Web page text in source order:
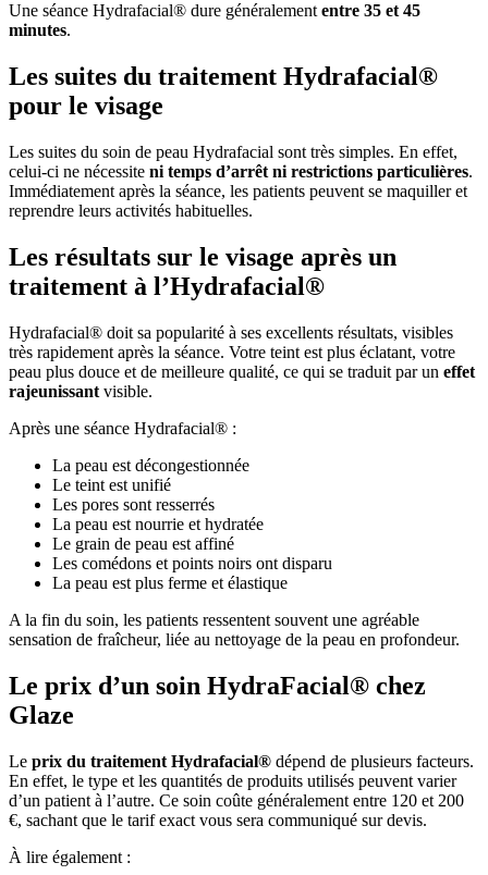
Une séance Hydrafacial® dure généralement entre 35 et 45
minutes.
Les suites du traitement Hydrafacial®
pour le visage
Les suites du soin de peau Hydrafacial sont très simples. En effet,
celui-ci ne nécessite ni temps d’arrêt ni restrictions particulières.
Immédiatement après la séance, les patients peuvent se maquiller et
reprendre leurs activités habituelles.
Les résultats sur le visage après un
traitement à l’Hydrafacial®
Hydrafacial® doit sa popularité à ses excellents résultats, visibles
très rapidement après la séance. Votre teint est plus éclatant, votre
peau plus douce et de meilleure qualité, ce qui se traduit par un effet
rajeunissant visible.
Après une séance Hydrafacial® :
La peau est décongestionnée
Le teint est unifié
Les pores sont resserrés
La peau est nourrie et hydratée
Le grain de peau est affiné
Les comédons et points noirs ont disparu
La peau est plus ferme et élastique
A la fin du soin, les patients ressentent souvent une agréable
sensation de fraîcheur, liée au nettoyage de la peau en profondeur.
Le prix d’un soin HydraFacial® chez
Glaze
Le prix du traitement Hydrafacial® dépend de plusieurs facteurs.
En effet, le type et les quantités de produits utilisés peuvent varier
d’un patient à l’autre. Ce soin coûte généralement entre 120 et 200
€, sachant que le tarif exact vous sera communiqué sur devis.
À lire également :